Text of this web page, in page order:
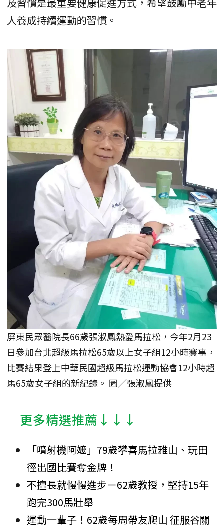
人養成持續運動的習慣。
屏東民眾醫院長66歲張淑鳳熱愛馬拉松，今年2月23
日參加台北超級馬拉松65歲以上女子組12小時賽事，
比賽結果登上中華民國超級馬拉松運動協會12小時超
馬65歲女子組的新紀錄。 圖／張淑鳳提供
│更多精選推薦↓↓↓
「噴射機阿嬤」79歲攀喜馬拉雅山、玩田
徑出國比賽奪金牌！
不擅長就慢慢進步－62歲教授，堅持15年
跑完300馬壯舉
運動一輩子！62歲每周帶友爬山 征服谷關